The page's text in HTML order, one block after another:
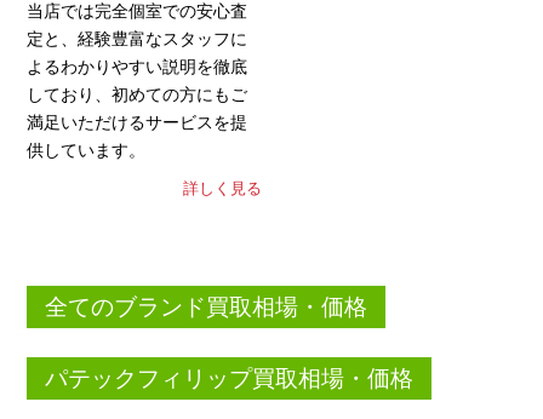
当店では完全個室での安心査
定と、経験豊富なスタッフに
よるわかりやすい説明を徹底
しており、初めての方にもご
満足いただけるサービスを提
供しています。
詳しく見る
全てのブランド買取相場・価格
パテックフィリップ買取相場・価格